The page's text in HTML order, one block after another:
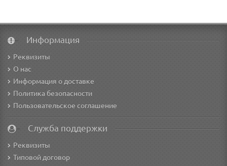
Информация
Реквизиты
О нас
Информация о доставке
Политика безопасности
Пользовательское соглашение
Служба поддержки
Реквизиты
Типовой договор